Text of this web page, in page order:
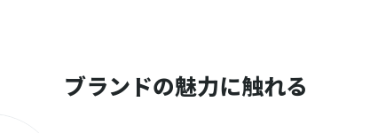
ブランドの魅力に触れる